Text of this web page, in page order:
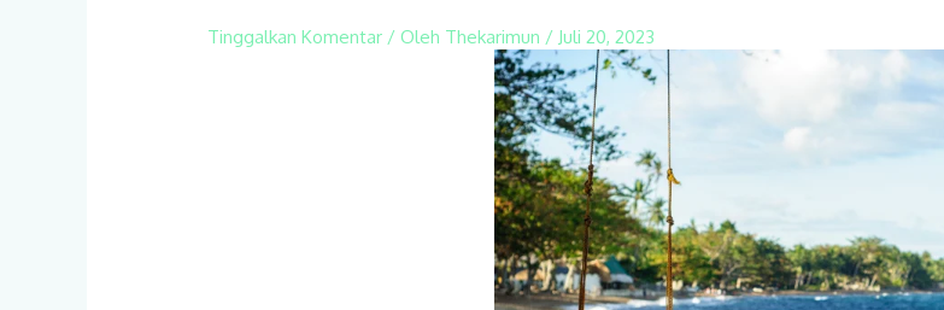
Tinggalkan Komentar / Oleh Thekarimun / Juli 20, 2023